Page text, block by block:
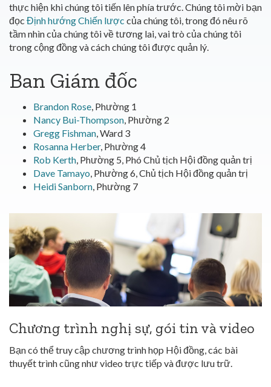
thực hiện khi chúng tôi tiến lên phía trước. Chúng tôi mời bạn
đọc Định hướng Chiến lược của chúng tôi, trong đó nêu rõ
tầm nhìn của chúng tôi về tương lai, vai trò của chúng tôi
trong cộng đồng và cách chúng tôi được quản lý.
Ban Giám đốc
Brandon Rose , Phường 1
Nancy Bui-Thompson , Phường 2
Gregg Fishman , Ward 3
Rosanna Herber, Phường 4
Rob Kerth , Phường 5, Phó Chủ tịch Hội đồng quản trị
Dave Tamayo , Phường 6, Chủ tịch Hội đồng quản trị
Heidi Sanborn , Phường 7
Chương trình nghị sự, gói tin và video
Bạn có thể truy cập chương trình họp Hội đồng, các bài
thuyết trình cũng như video trực tiếp và được lưu trữ.